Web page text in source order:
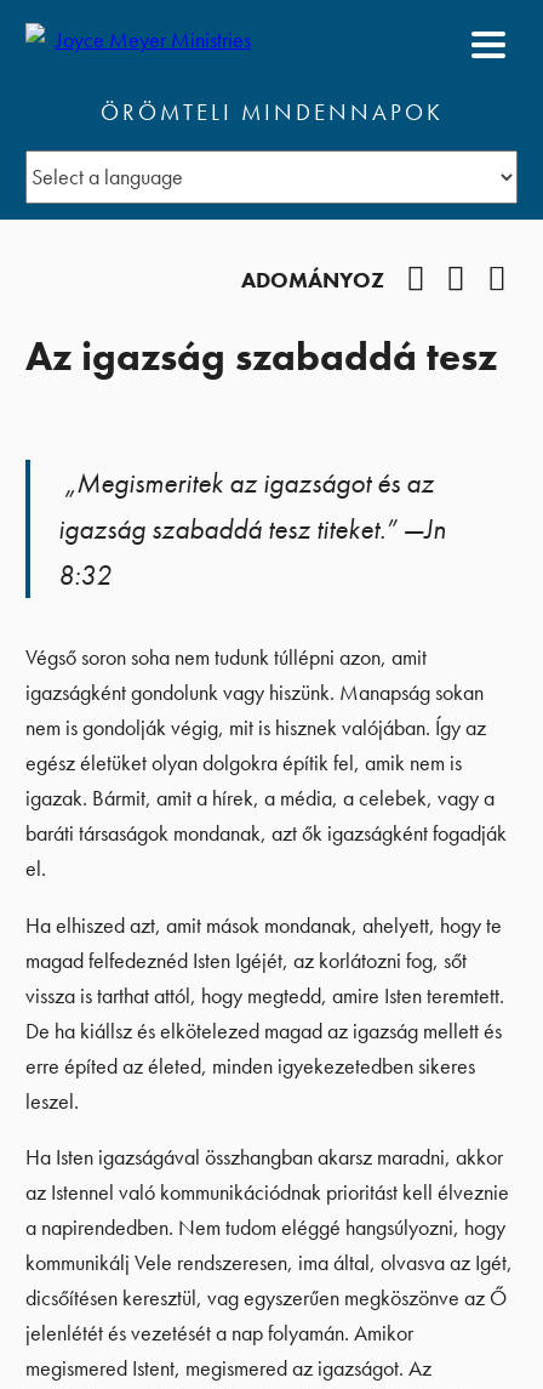
ÖRÖMTELI MINDENNAPOK
ADOMÁNYOZ
Az igazság szabaddá tesz
„Megismeritek az igazságot és az
igazság szabaddá tesz titeket.” —Jn
8:32
Végső soron soha nem tudunk túllépni azon, amit
igazságként gondolunk vagy hiszünk. Manapság sokan
nem is gondolják végig, mit is hisznek valójában. Így az
egész életüket olyan dolgokra építik fel, amik nem is
igazak. Bármit, amit a hírek, a média, a celebek, vagy a
baráti társaságok mondanak, azt ők igazságként fogadják
el.
Ha elhiszed azt, amit mások mondanak, ahelyett, hogy te
magad felfedeznéd Isten Igéjét, az korlátozni fog, sőt
vissza is tarthat attól, hogy megtedd, amire Isten teremtett.
De ha kiállsz és elkötelezed magad az igazság mellett és
erre építed az életed, minden igyekezetedben sikeres
leszel.
Ha Isten igazságával összhangban akarsz maradni, akkor
az Istennel való kommunikációdnak prioritást kell élveznie
a napirendedben. Nem tudom eléggé hangsúlyozni, hogy
kommunikálj Vele rendszeresen, ima által, olvasva az Igét,
dicsőítésen keresztül, vag egyszerűen megköszönve az Ő
jelenlétét és vezetését a nap folyamán. Amikor
megismered Istent, megismered az igazságot. Az